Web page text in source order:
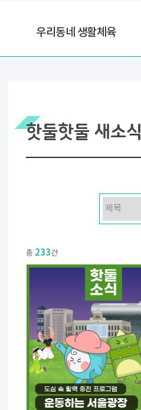
우리동네 생활체육
핫둘핫둘 새소식
총 233건